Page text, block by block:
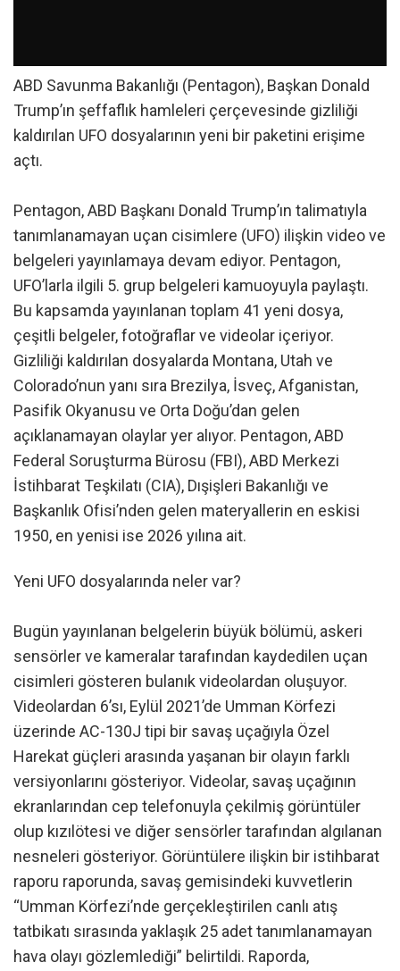
ABD Savunma Bakanlığı (Pentagon), Başkan Donald
Trump’ın şeffaflık hamleleri çerçevesinde gizliliği
kaldırılan UFO dosyalarının yeni bir paketini erişime
açtı.
Pentagon, ABD Başkanı Donald Trump’ın talimatıyla
tanımlanamayan uçan cisimlere (UFO) ilişkin video ve
belgeleri yayınlamaya devam ediyor. Pentagon,
UFO’larla ilgili 5. grup belgeleri kamuoyuyla paylaştı.
Bu kapsamda yayınlanan toplam 41 yeni dosya,
çeşitli belgeler, fotoğraflar ve videolar içeriyor.
Gizliliği kaldırılan dosyalarda Montana, Utah ve
Colorado’nun yanı sıra Brezilya, İsveç, Afganistan,
Pasifik Okyanusu ve Orta Doğu’dan gelen
açıklanamayan olaylar yer alıyor. Pentagon, ABD
Federal Soruşturma Bürosu (FBI), ABD Merkezi
İstihbarat Teşkilatı (CIA), Dışişleri Bakanlığı ve
Başkanlık Ofisi’nden gelen materyallerin en eskisi
1950, en yenisi ise 2026 yılına ait.
Yeni UFO dosyalarında neler var?
Bugün yayınlanan belgelerin büyük bölümü, askeri
sensörler ve kameralar tarafından kaydedilen uçan
cisimleri gösteren bulanık videolardan oluşuyor.
Videolardan 6’sı, Eylül 2021’de Umman Körfezi
üzerinde AC-130J tipi bir savaş uçağıyla Özel
Harekat güçleri arasında yaşanan bir olayın farklı
versiyonlarını gösteriyor. Videolar, savaş uçağının
ekranlarından cep telefonuyla çekilmiş görüntüler
olup kızılötesi ve diğer sensörler tarafından algılanan
nesneleri gösteriyor. Görüntülere ilişkin bir istihbarat
raporu raporunda, savaş gemisindeki kuvvetlerin
“Umman Körfezi’nde gerçekleştirilen canlı atış
tatbikatı sırasında yaklaşık 25 adet tanımlanamayan
hava olayı gözlemlediği” belirtildi. Raporda,